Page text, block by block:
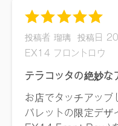
・EX14
（A,B,C,D）タルク、ト
ソアミル、リンゴ酸ジイ
（Ca/Al）、イソステアリ
ラ果実油、スクワラン、
ウ、合成フルオロフロゴ